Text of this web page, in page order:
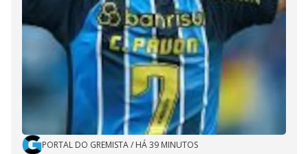
PORTAL DO GREMISTA/ HÁ 39 MINUTOS